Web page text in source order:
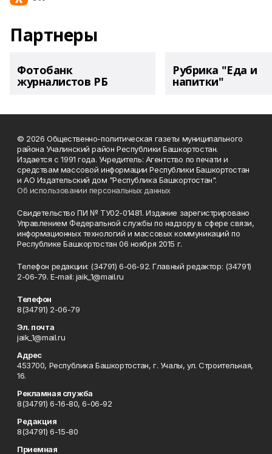
Партнеры
Фотобанк
журналистов РБ
Рубрика "Еда и
напитки"
© 2026 Общественно-политическая газеты муниципального
района Учалинский район Республики Башкортостан.
Издается с 1991 года. Учредитель: Агентство по печати и
средствам массовой информации Республики Башкортостан
и АО Издательский дом "Республика Башкортостан".
Об использовании персональных данных
Свидетельство ПИ № ТУ02-01481. Издание зарегистрировано
Управлением Федеральной службы по надзору в сфере связи,
информационных технологий и массовых коммуникаций по
Республике Башкортостан 06 ноября 2015 г.
Телефон редакции: (34791) 6-06-92. Главный редактор: (34791)
2-06-79. Е-mаil: jaik_1@mail.ru
Телефон
8(34791) 2-06-79
Эл. почта
jaik_1@mail.ru
Адрес
453700, Республика Башкортостан, г. Учалы, ул. Строительная,
16.
Рекламная служба
8(34791) 6-16-80, 6-06-92
Редакция
8(34791) 6-15-80
Приемная